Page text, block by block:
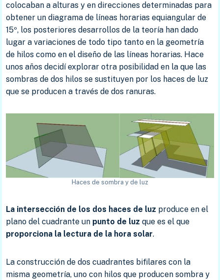
colocaban a alturas y en direcciones determinadas para
obtener un diagrama de líneas horarias equiangular de
15º, los posteriores desarrollos de la teoría han dado
lugar a variaciones de todo tipo tanto en la geometría
de hilos como en el diseño de las líneas horarias. Hace
unos años decidí explorar otra posibilidad en la que las
sombras de dos hilos se sustituyen por los haces de luz
que se producen a través de dos ranuras.
Haces de sombra y de luz
La intersección de los dos haces de luz produce en el
plano del cuadrante un punto de luz que es el que
proporciona la lectura de la hora solar.
La construcción de dos cuadrantes bifilares con la
misma geometría, uno con hilos que producen sombra y